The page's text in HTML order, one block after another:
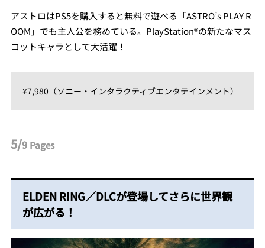
アストロはPS5を購入すると無料で遊べる「ASTRO’s PLAY R
OOM」でも主人公を務めている。PlayStation®の新たなマス
コットキャラとして大活躍！
¥7,980（ソニー・インタラクティブエンタテインメント）
5/9 Pages
ELDEN RING／DLCが登場してさらに世界観
が広がる！